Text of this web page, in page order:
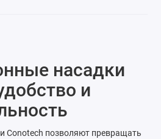
насадки
и
Conotech позволяют превращать